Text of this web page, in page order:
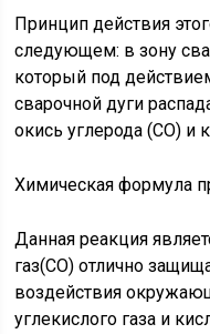
Принцип действия
следующем: в зону
который под
сварочной дуги
окись углерода (СО) и
Химическая формула
Данная реакция
газ(СО) отлично
воздействия
углекислого газа и